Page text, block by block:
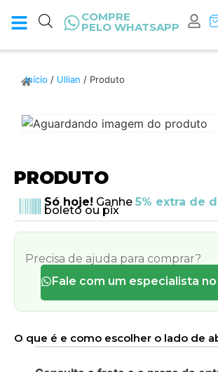
COMPRE
PELO WHATSAPP
Início / Ullian / Produto
PRODUTO
Só hoje! Ganhe 5% extra de
boleto ou pix
Precisa de ajuda para comprar?
Fale com um especialista
O que é e como escolher o lado de